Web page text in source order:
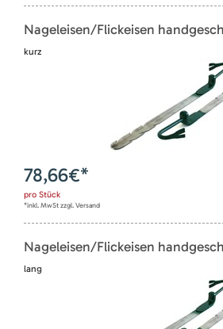
Nageleisen/Flickeisen
kurz
78,66€*
pro Stück
*inkl. MwSt zzgl. Versand
Nageleisen/Flickeisen
lang